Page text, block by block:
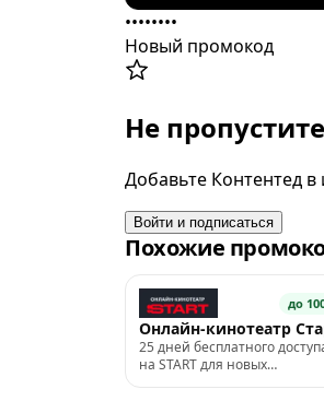
••••••••
Новый промокод
Не
Добавьте Контентед
Войти и подписаться
Похожие
до
Онлайн-кинотеатр
25 дней бесплатного
на START для новых